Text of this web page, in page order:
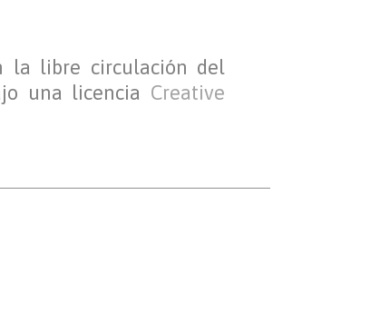
la libre circulación del
una licencia Creative